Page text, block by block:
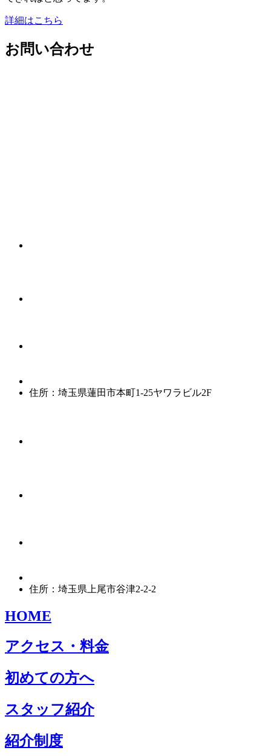
詳細はこちら
お問い合わせ
住所：埼玉県蓮田市本町1-25ヤワラビル2F
住所：埼玉県上尾市谷津2-2-2
HOME
アクセス・料金
初めての方へ
スタッフ紹介
紹介制度